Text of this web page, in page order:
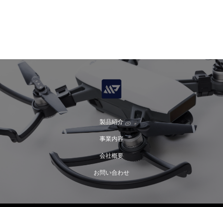
製品紹介
事業内容
会社概要
お問い合わせ